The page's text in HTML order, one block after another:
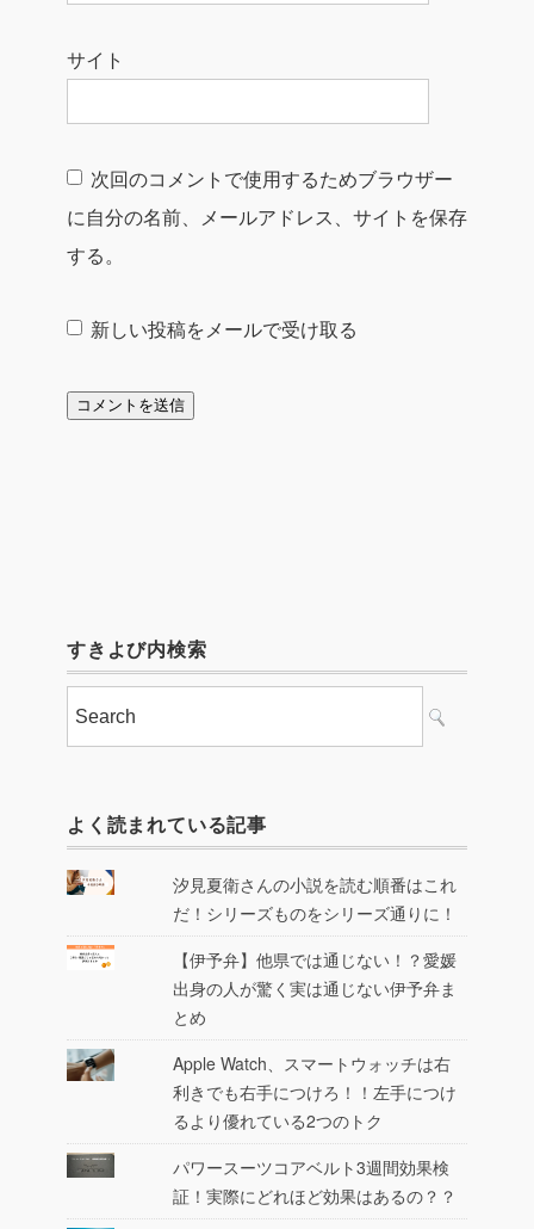
サイト
次回のコメントで使用するためブラウザー
に自分の名前、メールアドレス、サイトを保存
する。
新しい投稿をメールで受け取る
すきよび内検索
よく読まれている記事
汐見夏衛さんの小説を読む順番はこれ
だ！シリーズものをシリーズ通りに！
【伊予弁】他県では通じない！？愛媛
出身の人が驚く実は通じない伊予弁ま
とめ
Apple Watch、スマートウォッチは右
利きでも右手につけろ！！左手につけ
るより優れている2つのトク
パワースーツコアベルト3週間効果検
証！実際にどれほど効果はあるの？？